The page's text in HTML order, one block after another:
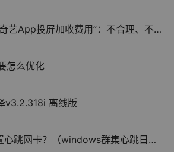
艺App投屏加收费用”：不合理、不厚道
怎么优化
v3.2.318i 离线版
跳网卡？（windows群集心跳日志）